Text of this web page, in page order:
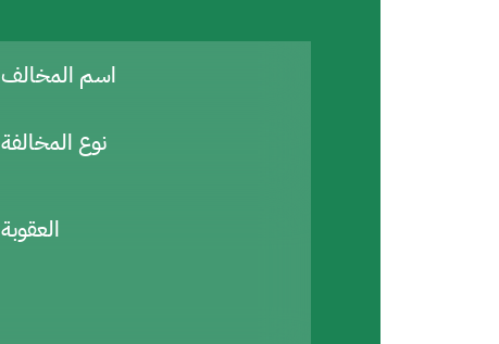
اسم المخالف
نوع المخالفة
العقوبة